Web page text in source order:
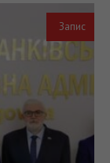
Запис